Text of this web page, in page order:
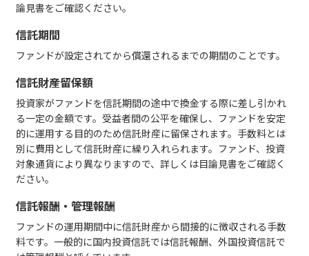
論見書をご確認ください。
信託期間
ファンドが設定されてから償還されるまでの期間のことです。
信託財産留保額
投資家がファンドを信託期間の途中で換金する際に差し引かれ
る一定の金額です。受益者間の公平を確保し、ファンドを安定
的に運用する目的のため信託財産に留保されます。手数料とは
別に費用として信託財産に繰り入れられます。ファンド、投資
対象通貨により異なりますので、詳しくは目論見書をご確認く
ださい。
信託報酬・管理報酬
ファンドの運用期間中に信託財産から間接的に徴収される手数
料です。一般的に国内投資信託では信託報酬、外国投資信託で